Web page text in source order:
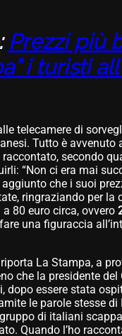
Prezzi più
i turisti
telecamere di
Tutto è avvenuto
secondo
“Non ci era mai
aggiunto che i suoi
ringraziando per
80 euro circa, ovvero
una figuraccia
La Stampa, a
che la presidente del
dopo essere stata
le parole stesse
di italiani
Quando l’ho